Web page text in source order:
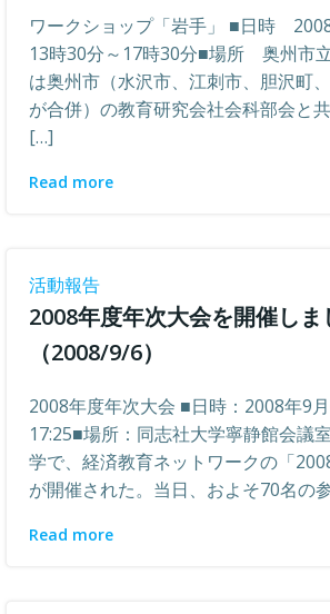
ワークショップ「岩手」 ■日時
13時30分～17時30分■場所 奥州市
は奥州市（水沢市、江刺市、胆沢町
が合併）の教育研究会社会科部会と
[…]
Read more
活動報告
2008年度年次大会を開催しま
（2008/9/6）
2008年度年次大会 ■日時：2008年9
17:25■場所：同志社大学寧静館会議
学で、経済教育ネットワークの「
が開催された。当日、およそ70名の
Read more